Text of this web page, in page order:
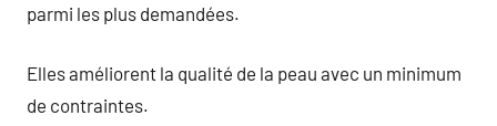
parmi les plus demandées.
Elles améliorent la qualité de la peau avec un minimum
de contraintes.